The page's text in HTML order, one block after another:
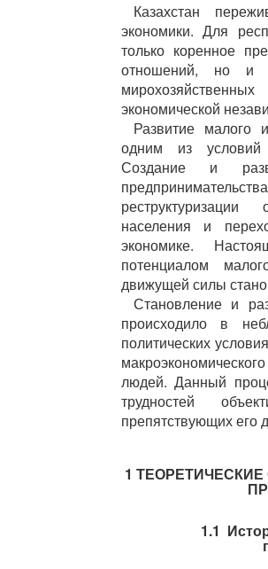
Казахстан
экономики. Для
только коренное
отношений, но и
экономической
Развитие малого
одним из условий
Создание и
населения и
экономике.
потенциалом
движущей силы
Становление и
происходило в
политических
людей. Данный
трудностей
препятствующих его
1
1.1